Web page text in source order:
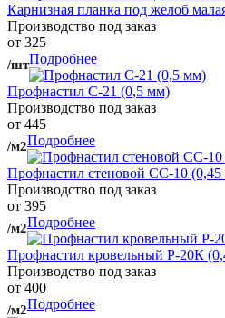
Карнизная планка под желоб
Производство под заказ
от 325
/штПодробнее
Профнастил С-21 (0,5 мм)
Производство под заказ
от 445
/м2Подробнее
Профнастил стеновой СС-10
Производство под заказ
от 395
/м2Подробнее
Профнастил кровельный Р-20К
Производство под заказ
от 400
/м2Подробнее